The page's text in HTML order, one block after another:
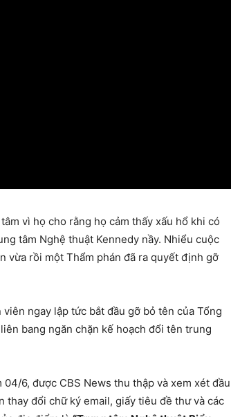
vì họ cho rằng họ cảm thấy xấu hổ khi có
tâm Nghệ thuật Kennedy nầy. Nhiểu cuộc
vừa rồi một Thẩm phán đã ra quyết định gỡ
ngay lập tức bắt đầu gỡ bỏ tên của Tổng
bang ngăn chặn kế hoạch đổi tên trung
6, được CBS News thu thập và xem xét đầu
thay đổi chữ ký email, giấy tiêu đề thư và các